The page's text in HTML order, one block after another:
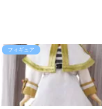
フィギュア